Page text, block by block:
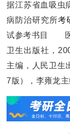
据江苏省血吸虫
病防治研究所考
试参考书目
医
卫生出版社，
主编，人民卫生
7版），李雍龙